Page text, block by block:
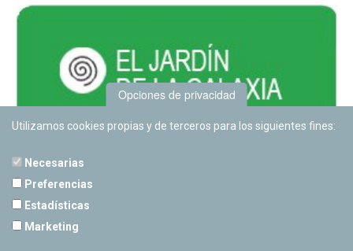
Opciones de privacidad
Utilizamos cookies propias y de terceros para los siguientes fines:
Necesarias
Preferencias
Estadísticas
Marketing